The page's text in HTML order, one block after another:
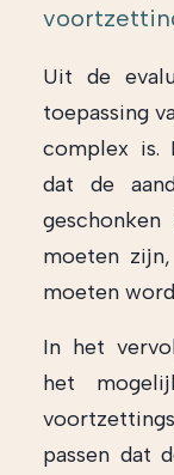
Uit de
toepassing
complex is.
dat de
moeten
moeten
In het
het
passen dat